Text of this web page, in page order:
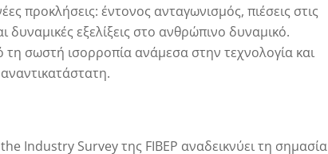
προκλήσεις: έντονος ανταγωνισμός, πιέσεις στις
δυναμικές εξελίξεις στο ανθρώπινο δυναμικό.
σωστή ισορροπία ανάμεσα στην τεχνολογία και
Industry Survey της FIBEP αναδεικνύει τη σημασία